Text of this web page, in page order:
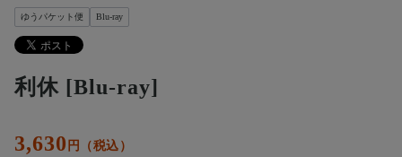
ゆうパケット便 Blu-ray
利休 [Blu-ray]
3,630 円（税込）